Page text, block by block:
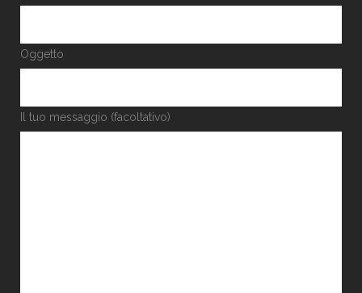
Oggetto
Il tuo messaggio (facoltativo)